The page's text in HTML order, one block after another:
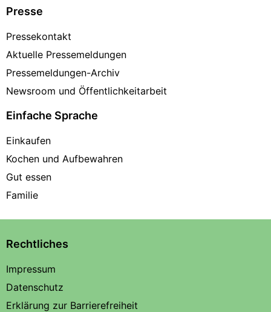
Presse
Pressekontakt
Aktuelle Pressemeldungen
Pressemeldungen-Archiv
Newsroom und Öffentlichkeitarbeit
Einfache Sprache
Einkaufen
Kochen und Aufbewahren
Gut essen
Familie
Rechtliches
Impressum
Datenschutz
Erklärung zur Barrierefreiheit